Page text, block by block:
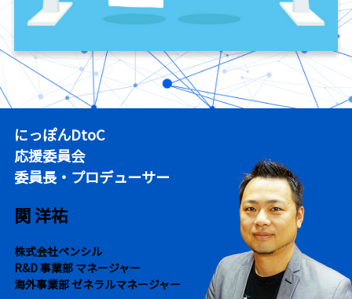
にっぽんDtoC
応援委員会
委員長・プロデューサー
関 洋祐
株式会社ペンシル
R&D 事業部 マネージャー
海外事業部 ゼネラルマネージャー